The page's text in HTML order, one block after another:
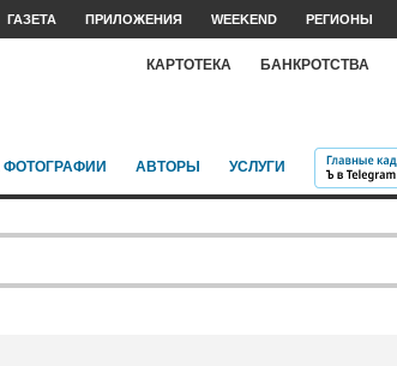
ГАЗЕТА ПРИЛОЖЕНИЯ WEEKEND РЕГИОНЫ
КАРТОТЕКА БАНКРОТСТВА
АВТОРЫ УСЛУГИ